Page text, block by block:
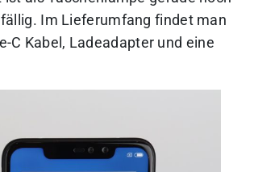
Im Lieferumfang findet man
C Kabel, Ladeadapter und eine